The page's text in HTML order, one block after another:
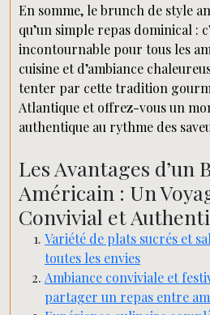
En somme, le brunch de style
qu’un simple repas dominical :
incontournable pour tous les
cuisine et d’ambiance
tenter par cette tradition
Atlantique et offrez-vous un
authentique au rythme des
Les Avantages d’un
Américain : Un
Convivial et
Variété de plats sucrés et
toutes les envies
Ambiance conviviale et
partager un repas entre